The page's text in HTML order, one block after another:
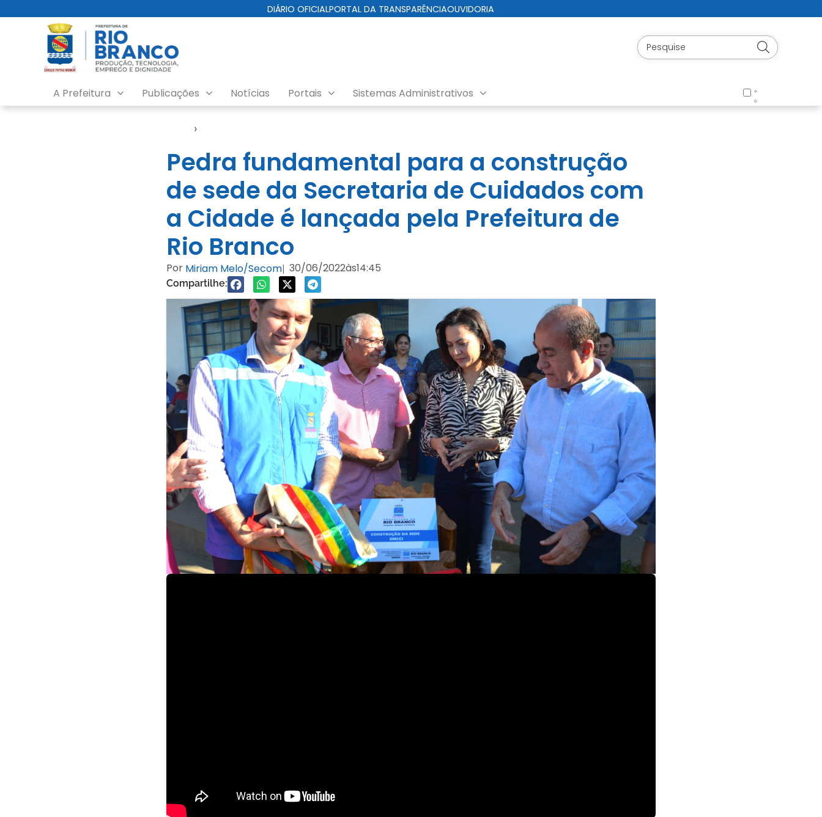
DIÁRIO OFICIALPORTAL DA TRANSPARÊNCIAOUVIDORIA
A Prefeitura Publicações Notícias Portais Sistemas Administrativos
›
Pedra fundamental para a construção
de sede da Secretaria de Cuidados com
a Cidade é lançada pela Prefeitura de
Rio Branco
Por Miriam Melo/Secom| 30/06/2022às14:45
Compartilhe: